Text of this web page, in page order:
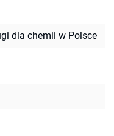
dla chemii w Polsce